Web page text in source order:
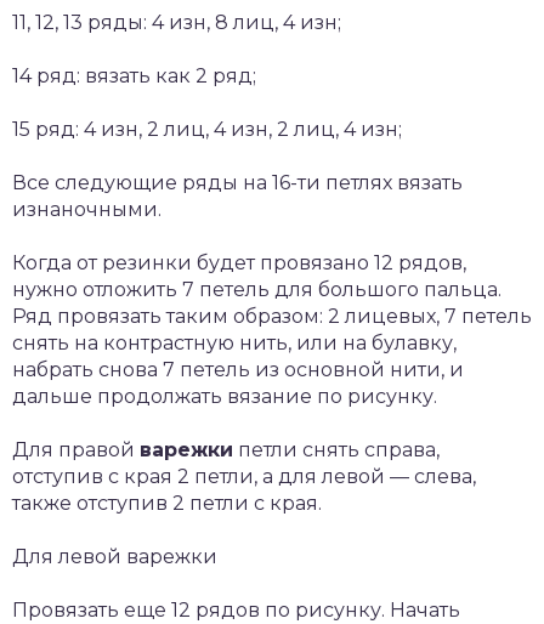
11, 12, 13 ряды: 4 изн, 8 лиц, 4 изн;
14 ряд: вязать как 2 ряд;
15 ряд: 4 изн, 2 лиц, 4 изн, 2 лиц, 4 изн;
Все следующие ряды на 16-ти петлях вязать
изнаночными.
Когда от резинки будет провязано 12 рядов,
нужно отложить 7 петель для большого пальца.
Ряд провязать таким образом: 2 лицевых, 7 петель
снять на контрастную нить, или на булавку,
набрать снова 7 петель из основной нити, и
дальше продолжать вязание по рисунку.
Для правой варежки петли снять справа,
отступив с края 2 петли, а для левой — слева,
также отступив 2 петли с края.
Для левой варежки
Провязать еще 12 рядов по рисунку. Начать